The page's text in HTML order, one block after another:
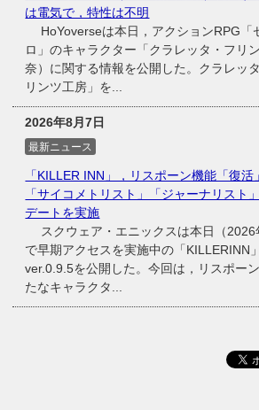
は電気で，特性は不明
HoYoverseは本日，アクションRPG「
ロ」のキャラクター「クラレッタ・フリ
奈）に関する情報を公開した。クラレッ
リンツ工房」を...
2026年8月7日
最新ニュース
「KILLER INN」，リスポーン機能「復
「サイコメトリスト」「ジャーナリスト
デートを実施
スクウェア・エニックスは本日（2026
で早期アクセスを実施中の「KILLERINN
ver.0.9.5を公開した。今回は，リスポー
たなキャラクタ...